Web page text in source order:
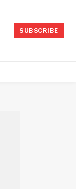
SUBSCRIBE